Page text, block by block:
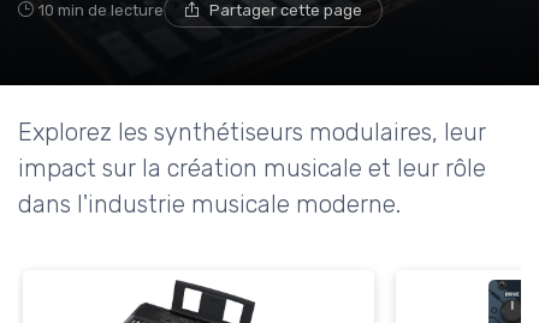
10 min de lecture Partager cette page
Explorez les synthétiseurs modulaires, leur
impact sur la création musicale et leur rôle
dans l'industrie musicale moderne.